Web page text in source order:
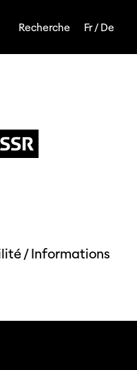
Recherche Fr / De
/Informations